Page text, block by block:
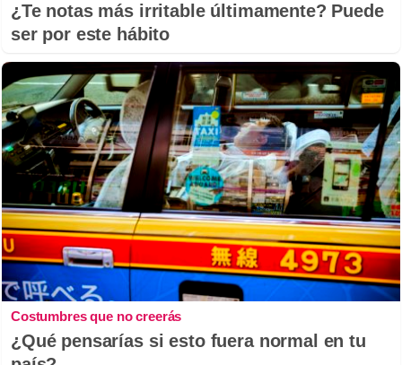
¿Te notas más irritable últimamente? Puede
ser por este hábito
Costumbres que no creerás
¿Qué pensarías si esto fuera normal en tu